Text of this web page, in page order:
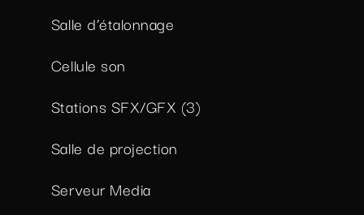
Salle d’étalonnage
Cellule son
Stations SFX/GFX (3)
Salle de projection
Serveur Media